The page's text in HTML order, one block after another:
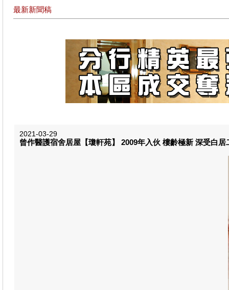
最新新聞稿
2021-03-29
曾作醫護宿舍居屋【瓊軒苑】 2009年入伙 樓齡極新 深受白